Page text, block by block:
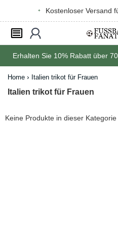
Kostenloser Versand
󰂩 󰃳
Erhalten Sie 10% Rabatt über
Home Italien trikot für Frauen
Italien trikot für Frauen
Keine Produkte in dieser Kategorie